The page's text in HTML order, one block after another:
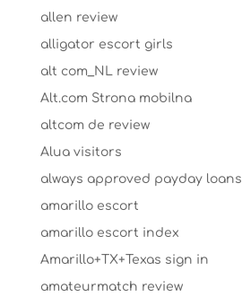
allen review
alligator escort girls
alt com_NL review
Alt.com Strona mobilna
altcom de review
Alua visitors
always approved payday loans
amarillo escort
amarillo escort index
Amarillo+TX+Texas sign in
amateurmatch review